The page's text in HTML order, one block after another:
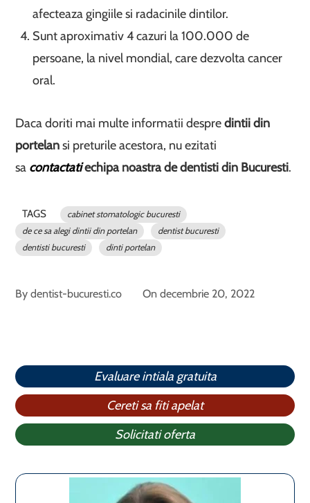
afecteaza gingiile si radacinile dintilor.
Sunt aproximativ 4 cazuri la 100.000 de
persoane, la nivel mondial, care dezvolta cancer
oral.
Daca doriti mai multe informatii despredintii din
portelansi preturile acestora, nu ezitati
sa contactatiechipa noastra de dentisti din Bucuresti.
TAGS
cabinet stomatologic bucuresti
de ce sa alegi dintii din portelan
dentist bucuresti
dentisti bucuresti
dinti portelan
Bydentist-bucuresti.co Ondecembrie 20, 2022
Evaluare intiala gratuita
Cereti sa fiti apelat
Solicitati oferta